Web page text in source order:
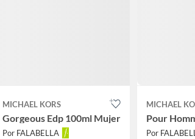
MICHAEL KORS
Gorgeous Edp 100ml Mujer
Por FALABELLA
MICHAEL
Pour
Por